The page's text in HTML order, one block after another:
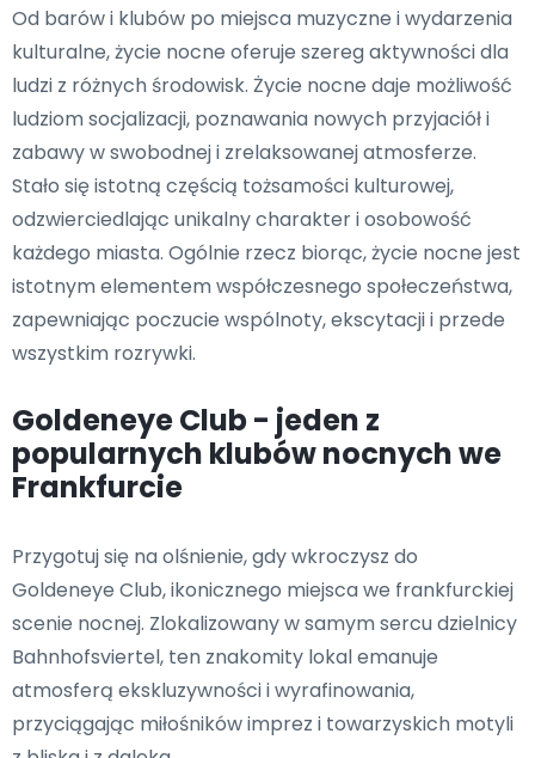
Od barów i klubów po miejsca muzyczne i wydarzenia
kulturalne, życie nocne oferuje szereg aktywności dla
ludzi z różnych środowisk. Życie nocne daje możliwość
ludziom socjalizacji, poznawania nowych przyjaciół i
zabawy w swobodnej i zrelaksowanej atmosferze.
Stało się istotną częścią tożsamości kulturowej,
odzwierciedlając unikalny charakter i osobowość
każdego miasta. Ogólnie rzecz biorąc, życie nocne jest
istotnym elementem współczesnego społeczeństwa,
zapewniając poczucie wspólnoty, ekscytacji i przede
wszystkim rozrywki.
Goldeneye Club - jeden z
popularnych klubów nocnych we
Frankfurcie
Przygotuj się na olśnienie, gdy wkroczysz do
Goldeneye Club, ikonicznego miejsca we frankfurckiej
scenie nocnej. Zlokalizowany w samym sercu dzielnicy
Bahnhofsviertel, ten znakomity lokal emanuje
atmosferą ekskluzywności i wyrafinowania,
przyciągając miłośników imprez i towarzyskich motyli